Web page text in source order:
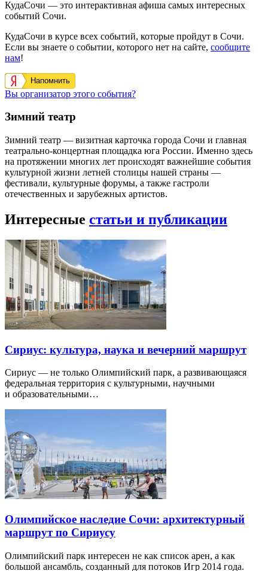
КудаСочи — это интерактивная афиша самых интересных
событий Сочи.
КудаСочи в курсе всех событий, которые пройдут в Сочи.
Если вы знаете о событии, которого нет на сайте, сообщите
нам!
Напомнить
Вы организатор этого события?
Зимний театр
Зимний театр — визитная карточка города Сочи и главная
театрально-концертная площадка юга России. Именно здесь
на протяжении многих лет происходят важнейшие события
культурной жизни летней столицы нашей страны —
фестивали, культурные форумы, а также гастроли
отечественных и зарубежных артистов.
Интересные статьи и публикации
Сириус: культура, наука и вечерний маршрут
Сириус — не только Олимпийский парк, а развивающаяся
федеральная территория с культурными, научными
и образовательными…
Олимпийское наследие Сочи: архитектурный
маршрут по Сириусу
Олимпийский парк интересен не как список арен, а как
большой ансамбль, созданный для потоков Игр 2014 года.